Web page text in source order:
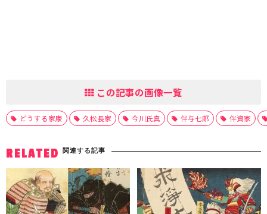
この記事の画像一覧
どうする家康 久松長家 今川氏真 伴与七郎 伴資家
RELATED 関連する記事